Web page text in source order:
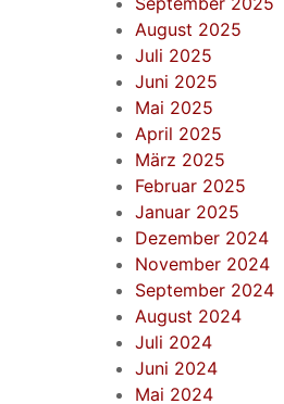
August 2025
Juli 2025
Juni 2025
Mai 2025
April 2025
März 2025
Februar 2025
Januar 2025
Dezember 2024
November 2024
September 2024
August 2024
Juli 2024
Juni 2024
Mai 2024